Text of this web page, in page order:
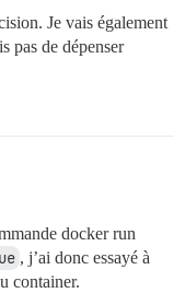
Je vais également
pas de dépenser
docker run
, j’ai donc essayé à
container.